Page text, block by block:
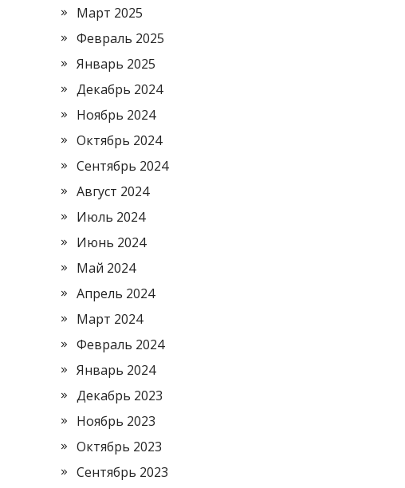
Март 2025
Февраль 2025
Январь 2025
Декабрь 2024
Ноябрь 2024
Октябрь 2024
Сентябрь 2024
Август 2024
Июль 2024
Июнь 2024
Май 2024
Апрель 2024
Март 2024
Февраль 2024
Январь 2024
Декабрь 2023
Ноябрь 2023
Октябрь 2023
Сентябрь 2023